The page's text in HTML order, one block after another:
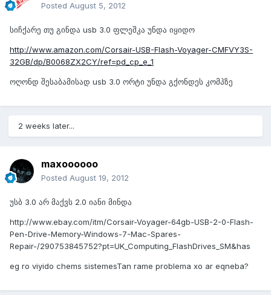
Posted August 5, 2012
სიჩქარე თუ გინდა usb 3.0 ფლეშკა უნდა იყიდო
http://www.amazon.com/Corsair-USB-Flash-Voyager-CMFVY3S-
32GB/dp/B0068ZX2CY/ref=pd_cp_e_1
ოღონდ შესაბამისად usb 3.0 ორტი უნდა გქონდეს კომპზე
2 weeks later...
maxoooooo
Posted August 19, 2012
უსბ 3.0 არ მაქვს 2.0 იანი მინდა
http://www.ebay.com/itm/Corsair-Voyager-64gb-USB-2-0-Flash-
Pen-Drive-Memory-Windows-7-Mac-Spares-
Repair-/290753845752?pt=UK_Computing_FlashDrives_SM&has
eg ro viyido chems sistemesTan rame problema xo ar eqneba?